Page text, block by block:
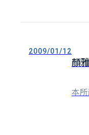
2009/01/12
顏
本